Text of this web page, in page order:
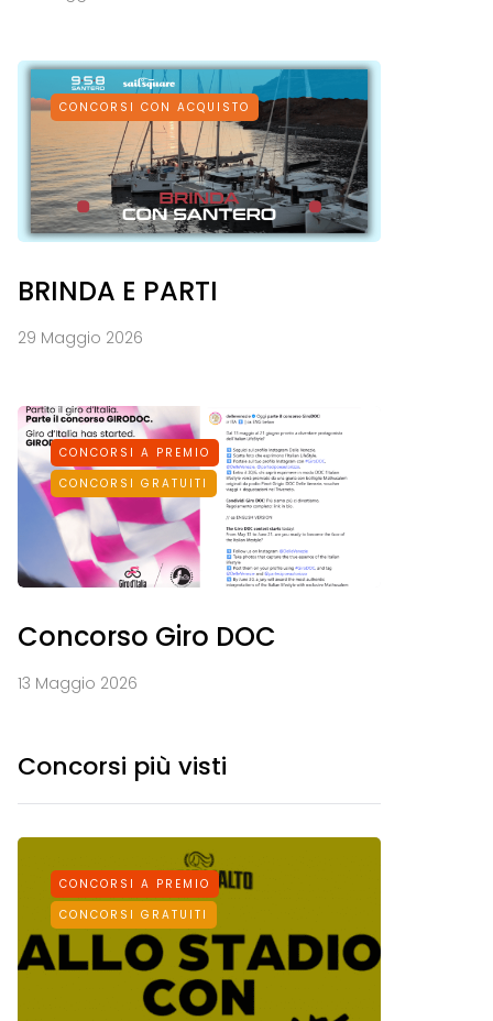
CONCORSI CON ACQUISTO
BRINDA E PARTI
29 Maggio 2026
CONCORSI A PREMIO
CONCORSI GRATUITI
Concorso Giro DOC
13 Maggio 2026
Concorsi più visti
CONCORSI A PREMIO
CONCORSI GRATUITI